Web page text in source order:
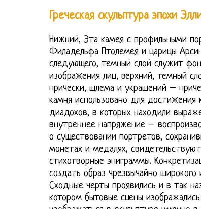
Греческая скульптура эпохи
Нижний, Эта камея с профильными
Филадельфа Птолемея и царицы
следующего, темный слой служит
изображения лиц, верхний, темный
прически, шлема и украшений –
камня использовано для достижения
диадохов, в которых находили
внутреннее напряжение –
о существовании портретов,
монетах и медалях,
стихотворные эпиграммы.
создать образ чрезвычайно
Сходные черты проявились и в так
котором бытовые сцены